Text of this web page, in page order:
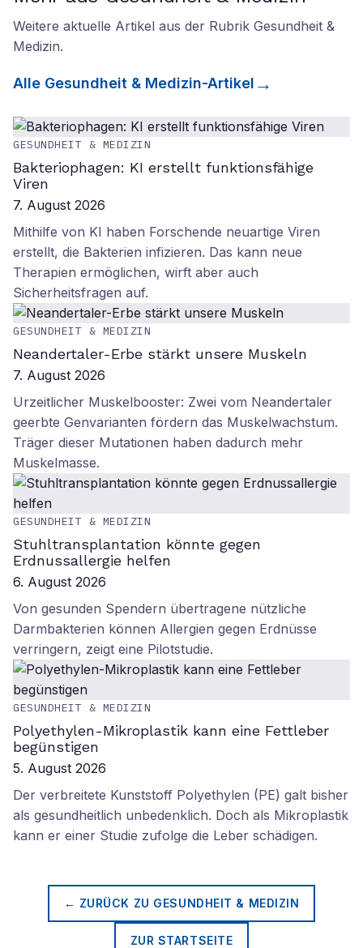
Weitere aktuelle Artikel aus der Rubrik Gesundheit &
Medizin.
Alle Gesundheit & Medizin-Artikel
GESUNDHEIT & MEDIZIN
Bakteriophagen: KI erstellt funktionsfähige
Viren
7. August 2026
Mithilfe von KI haben Forschende neuartige Viren
erstellt, die Bakterien infizieren. Das kann neue
Therapien ermöglichen, wirft aber auch
Sicherheitsfragen auf.
GESUNDHEIT & MEDIZIN
Neandertaler-Erbe stärkt unsere Muskeln
7. August 2026
Urzeitlicher Muskelbooster: Zwei vom Neandertaler
geerbte Genvarianten fördern das Muskelwachstum.
Träger dieser Mutationen haben dadurch mehr
Muskelmasse.
GESUNDHEIT & MEDIZIN
Stuhltransplantation könnte gegen
Erdnussallergie helfen
6. August 2026
Von gesunden Spendern übertragene nützliche
Darmbakterien können Allergien gegen Erdnüsse
verringern, zeigt eine Pilotstudie.
GESUNDHEIT & MEDIZIN
Polyethylen-Mikroplastik kann eine Fettleber
begünstigen
5. August 2026
Der verbreitete Kunststoff Polyethylen (PE) galt bisher
als gesundheitlich unbedenklich. Doch als Mikroplastik
kann er einer Studie zufolge die Leber schädigen.
← ZURÜCK ZU GESUNDHEIT & MEDIZIN
ZUR STARTSEITE